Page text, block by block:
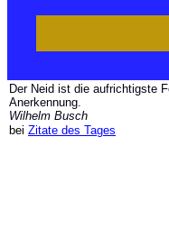
Der Neid ist die aufrichtigste
Anerkennung.
Wilhelm Busch
bei Zitate des Tages